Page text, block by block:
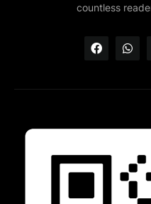
countless